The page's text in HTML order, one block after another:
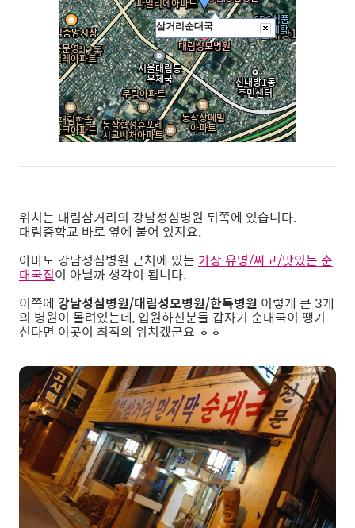
위치는 대림삼거리의 강남성심병원 뒤쪽에 있습니다.
대림중학교 바로 옆에 붙어 있지요.
아마도 강남성심병원 근처에 있는 가장 유명/싸고/맛있는 순
대국집이 아닐까 생각이 됩니다.
이쪽에 강남성심병원/대림성모병원/한독병원 이렇게 큰 3개
의 병원이 몰려있는데, 입원하신분들 갑자기 순대국이 땡기
신다면 이곳이 최적의 위치겠군요 ㅎㅎ